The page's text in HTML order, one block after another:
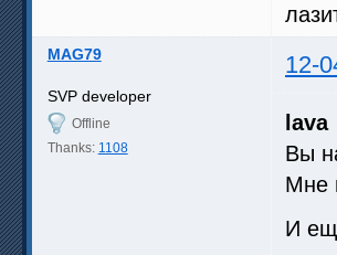
MAG79 12-
SVP developer
Offline
Thanks: 1108
lava
Вы
Мне
И